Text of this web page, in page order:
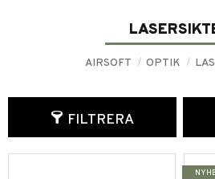
AIRSOFT OPTIK
FILTRERA